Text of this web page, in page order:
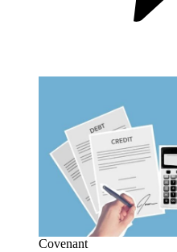
Covenant